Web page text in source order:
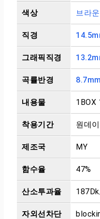
색상 브라운
직경
그래픽직경
곡률반경 8.7mm
내용물 1BOX
착용기간 원데이
제조국 MY
함수율 47%
산소투과율
자외선차단